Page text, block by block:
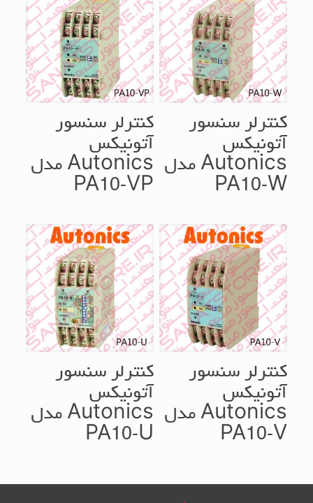
کنترلر سنسور
آتونیکس
Autonics مدل
PA10-W
کنترلر سنسور
آتونیکس
Autonics مدل
PA10-VP
کنترلر سنسور
آتونیکس
Autonics مدل
PA10-V
کنترلر سنسور
آتونیکس
Autonics مدل
PA10-U